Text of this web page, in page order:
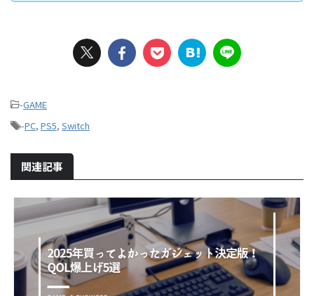
-GAME
-PC, PS5, Switch
関連記事